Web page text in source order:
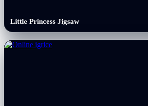
Little Princess Jigsaw